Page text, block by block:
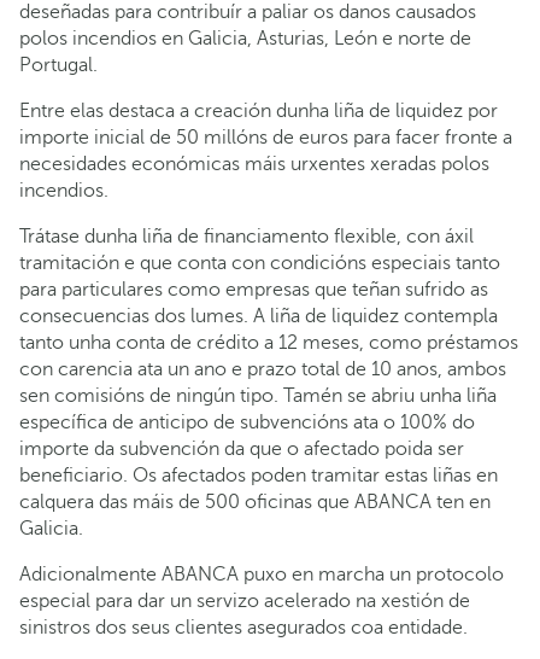
deseñadas para contribuír a paliar os danos causados
polos incendios en Galicia, Asturias, León e norte de
Portugal.
Entre elas destaca a creación dunha liña de liquidez por
importe inicial de 50 millóns de euros para facer fronte a
necesidades económicas máis urxentes xeradas polos
incendios.
Trátase dunha liña de financiamento flexible, con áxil
tramitación e que conta con condicións especiais tanto
para particulares como empresas que teñan sufrido as
consecuencias dos lumes. A liña de liquidez contempla
tanto unha conta de crédito a 12 meses, como préstamos
con carencia ata un ano e prazo total de 10 anos, ambos
sen comisións de ningún tipo. Tamén se abriu unha liña
específica de anticipo de subvencións ata o 100% do
importe da subvención da que o afectado poida ser
beneficiario. Os afectados poden tramitar estas liñas en
calquera das máis de 500 oficinas que ABANCA ten en
Galicia.
Adicionalmente ABANCA puxo en marcha un protocolo
especial para dar un servizo acelerado na xestión de
sinistros dos seus clientes asegurados coa entidade.